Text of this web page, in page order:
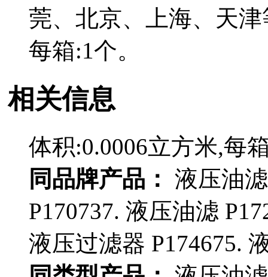
莞、北京、上海、天
每箱:1个。
相关信息
体积:0.0006立方米,每
同品牌产品： 液压油
P170737. 液压油滤
液压过滤器 P174675.